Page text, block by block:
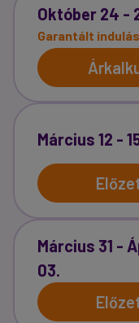
Október 24 -
Garantált indulás
Március 12 -
Március 31 -
03.